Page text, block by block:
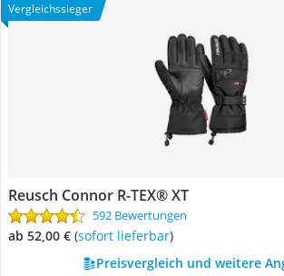
Vergleichssieger
Reusch Connor R-TEX® XT
592 Bewertungen
ab 52,00 € ( Sofort lieferbar)
Preisvergleich und weitere